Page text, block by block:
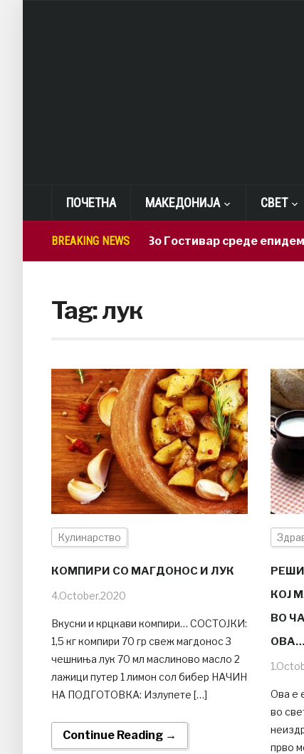
ПОЧЕТНА МАКЕДОНИЈА СВЕТ
BREAKING NEWS
СДСМ: Во Гостивар среде епидемија
Tag:лук
Кулинарство
КОМПИРИ СО МАГДОНОС И ЛУК
4.October.2020
Вкусни и крцкави компири… СОСТОЈКИ:
1,5 кг компири 70 гр свеж магдонос 3
чешниња лук 70 мл маслиново масло 2
лажици путер 1 лимон сол бибер НАЧИН
НА ПОДГОТОВКА: Излупете […]
Continue Reading →
КОЈ
ВО
ОВА…
Ова е
во
прво